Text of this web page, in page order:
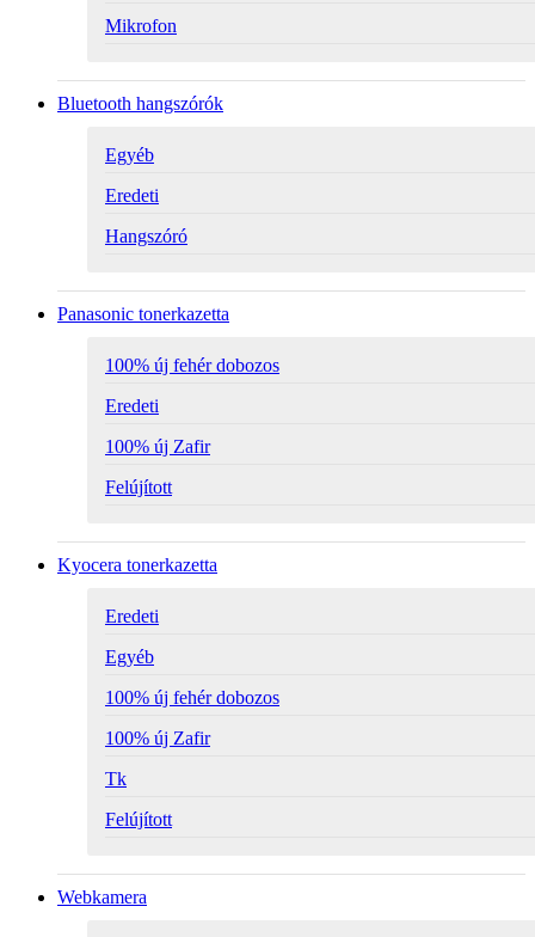
Mikrofon
Bluetooth hangszórók
Egyéb
Eredeti
Hangszóró
Panasonic tonerkazetta
100% új fehér dobozos
Eredeti
100% új Zafir
Felújított
Kyocera tonerkazetta
Eredeti
Egyéb
100% új fehér dobozos
100% új Zafir
Tk
Felújított
Webkamera